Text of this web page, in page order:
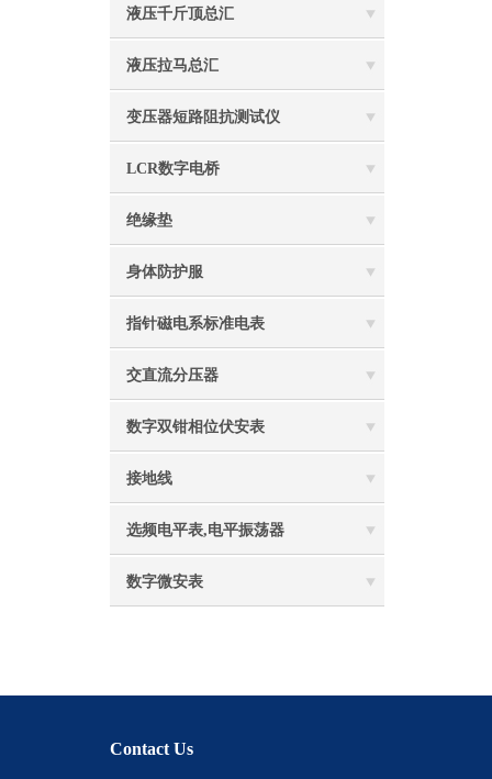
液压千斤顶总汇
液压拉马总汇
变压器短路阻抗测试仪
LCR数字电桥
绝缘垫
身体防护服
指针磁电系标准电表
交直流分压器
数字双钳相位伏安表
接地线
选频电平表,电平振荡器
数字微安表
Contact Us